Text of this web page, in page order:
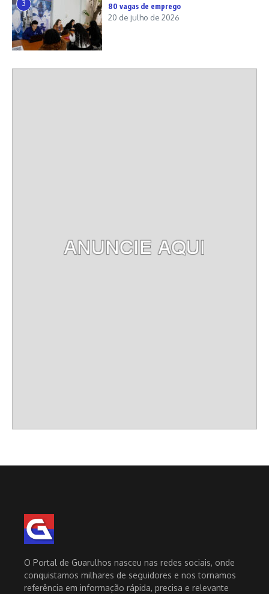
3 80 vagas de emprego
20 de julho de 2026
O Portal de Guarulhos nasceu nas redes sociais, onde
conquistamos milhares de seguidores e nos tornamos
referência em informação rápida, precisa e relevante